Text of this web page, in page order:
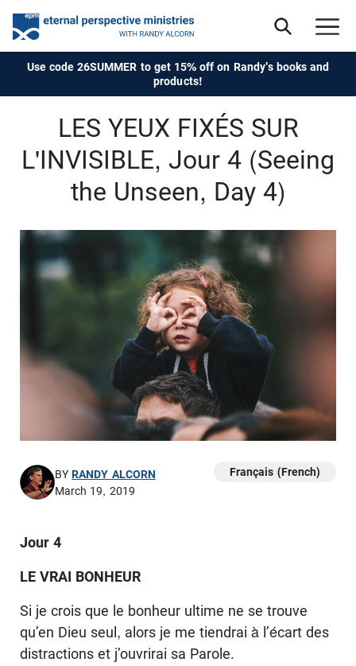
Use code 26SUMMER to get 15% off on Randy's books and
products!
LES YEUX FIXÉS SUR
L'INVISIBLE, Jour 4 (Seeing
the Unseen, Day 4)
BYRANDY ALCORN
March 19, 2019
Français (French)
Jour 4
LE VRAI BONHEUR
Si je crois que le bonheur ultime ne se trouve
qu’en Dieu seul, alors je me tiendrai à l’écart des
distractions et j’ouvrirai sa Parole.